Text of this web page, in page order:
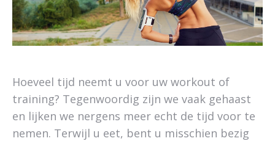
Hoeveel tijd neemt u voor uw workout of
training? Tegenwoordig zijn we vaak gehaast
en lijken we nergens meer echt de tijd voor te
nemen. Terwijl u eet, bent u misschien bezig